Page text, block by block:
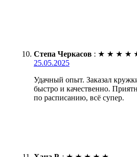
Степа Черкасов : ★ ★ ★ ★
25.05.2025
Удачный опыт. Заказал
быстро и качественно.
по расписанию, всё супер.